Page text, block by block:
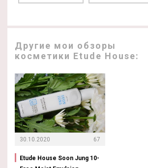
Другие мои обзоры
косметики Etude House:
30.10.2020 67
Etude House Soon Jung 10-